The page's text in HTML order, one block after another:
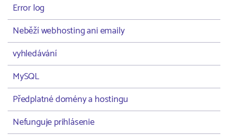
Error log
Neběží webhosting ani emaily
vyhledávání
MySQL
Předplatné domény a hostingu
Nefunguje prihlásenie